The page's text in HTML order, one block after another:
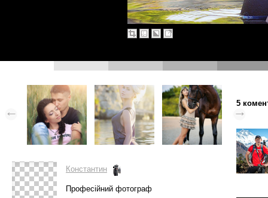
Константин
Професійний фотограф
5